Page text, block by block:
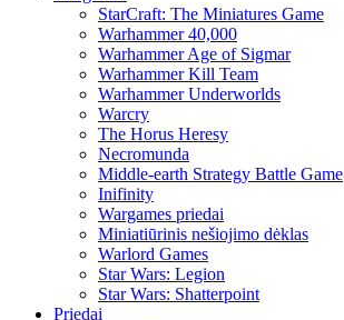
StarCraft: The Miniatures Game
Warhammer 40,000
Warhammer Age of Sigmar
Warhammer Kill Team
Warhammer Underworlds
Warcry
The Horus Heresy
Necromunda
Middle-earth Strategy Battle Game
Inifinity
Wargames priedai
Miniatiūrinis nešiojimo dėklas
Warlord Games
Star Wars: Legion
Star Wars: Shatterpoint
Priedai